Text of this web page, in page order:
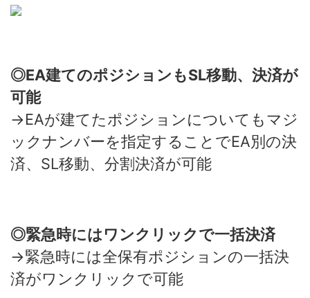
◎EA建てのポジションもSL移動、決済が
可能
→EAが建てたポジションについてもマジ
ックナンバーを指定することでEA別の決
済、SL移動、分割決済が可能
◎緊急時にはワンクリックで一括決済
→緊急時には全保有ポジションの一括決
済がワンクリックで可能